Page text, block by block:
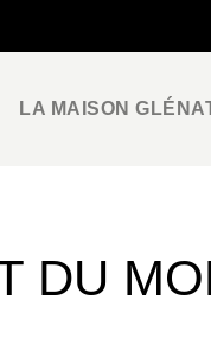
LA MAISON
DU